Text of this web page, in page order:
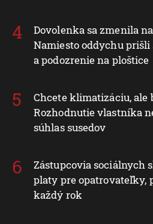
Dovolenka sa zmenila
Namiesto oddychu
a podozrenie na ploštice
Chcete klimatizáciu, ale
Rozhodnutie vlastníka
súhlas susedov
Zástupcovia sociálnych
platy pre opatrovateľky,
každý rok